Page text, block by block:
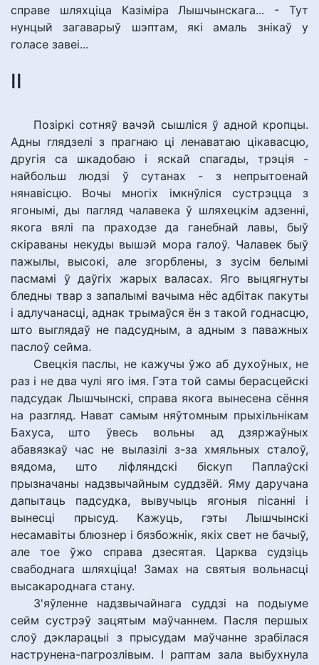
справе шляхціца Казіміра Лышчынскага... - Тут
нунцый загаварыў шэптам, які амаль знікаў у
голасе завеі...
II
Позіркі сотняў вачэй сышліся ў адной кропцы.
Адны глядзелі з прагнаю ці ленаватаю цікавасцю,
другія са шкадобаю і яскай спагады, трэція -
найбольш людзі ў сутанах - з непрытоенай
нянавісцю. Вочы многіх імкнўліся сустрэцца з
ягонымі, ды пагляд чалавека ў шляхецкім адзенні,
якога вялі па праходзе да ганебнай лавы, быў
скіраваны некуды вышэй мора галоў. Чалавек быў
пажылы, высокі, але згорблены, з зусім белымі
пасмамі ў даўгіх жарых валасах. Яго выцягнуты
бледны твар з запалымі вачыма нёс адбітак пакуты
і адлучанасці, аднак трымаўся ён з такой годнасцю,
што выглядаў не падсудным, а адным з паважных
паслоў сейма.
Свецкія паслы, не кажучы ўжо аб духоўных, не
раз і не два чулі яго імя. Гэта той самы берасцейскі
падсудак Лышчынскі, справа якога вынесена сёння
на разгляд. Нават самым няўтомным прыхільнікам
Бахуса, што ўвесь вольны ад дзяржаўных
абавязкаў час не вылазілі з-за хмяльных сталоў,
вядома, што ліфляндскі біскуп Паплаўскі
прызначаны надзвычайным суддзёй. Яму даручана
дапытаць падсудка, вывучыць ягоныя пісанні і
вынесці прысуд. Кажуць, гэты Лышчынскі
несамавіты блюзнер і бязбожнік, якіх свет не бачыў,
але тое ўжо справа дзесятая. Царква судзіць
свабоднага шляхціца! Замах на святыя вольнасці
высакароднага стану.
З'яўленне надзвычайнага суддзі на подыуме
сейм сустрэў зацятым маўчаннем. Пасля першых
слоў дэкларацыі з прысудам маўчанне зрабілася
наструнена-пагрозлівым. І раптам зала выбухнула